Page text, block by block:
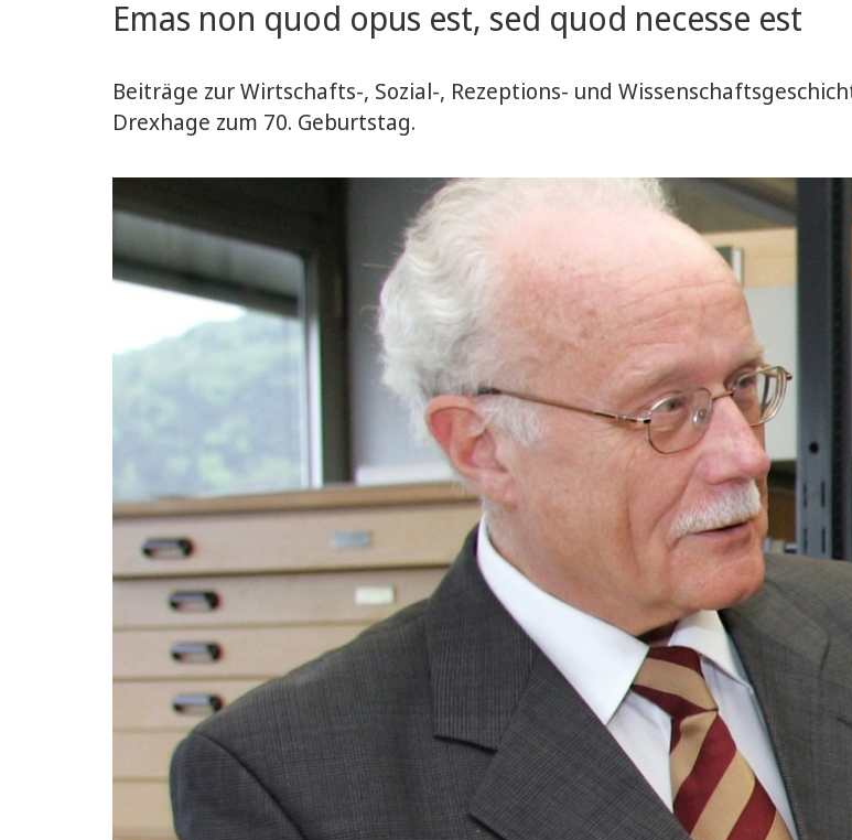
Emas non quod opus est, sed quod necesse est
Beiträge zur Wirtschafts-, Sozial-, Rezeptions- und
Drexhage zum 70. Geburtstag.